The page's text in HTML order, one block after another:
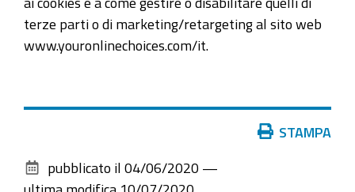
terze parti o di marketing/retargeting al sito web
www.youronlinechoices.com/it.
documento
STAMPA
pubblicato il 04/06/2020 —
ultima modifica 10/07/2020